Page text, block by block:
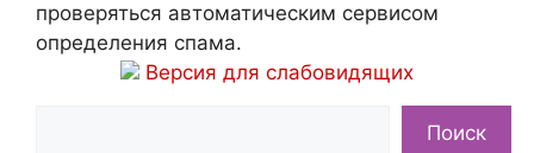
проверяться автоматическим сервисом
определения спама.
Версия для слабовидящих
Поиск